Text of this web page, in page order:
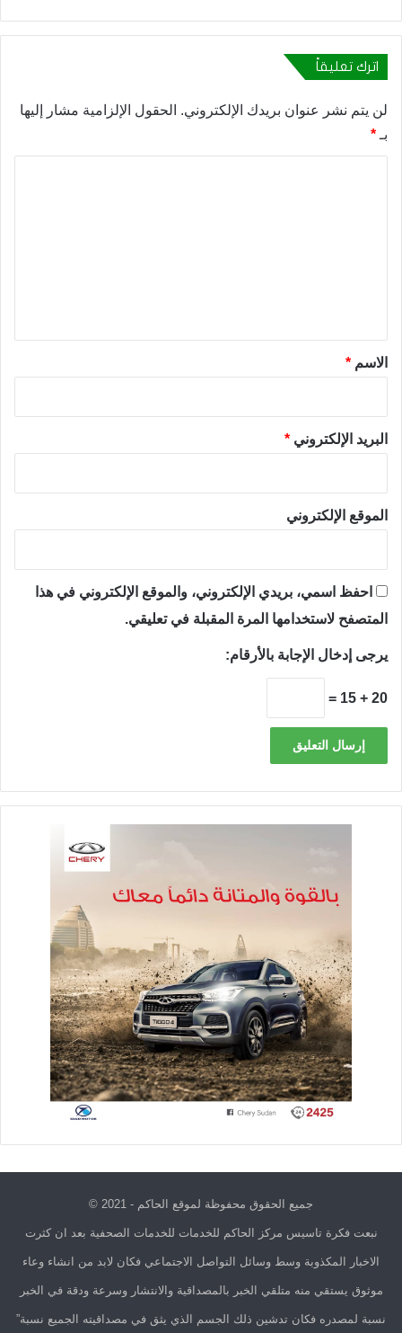
اترك تعليقاً
لن يتم نشر عنوان بريدك الإلكتروني. الحقول الإلزامية مشار إليها
بـ *
*الاسم *
البريد الإلكتروني *
الموقع الإلكتروني
احفظ اسمي، بريدي الإلكتروني، والموقع الإلكتروني في هذا
المتصفح لاستخدامها المرة المقبلة في تعليقي.
يرجى إدخال الإجابة بالأرقام:
20 + 15 =
جميع الحقوق محفوظة لموقع الحاكم - 2021 ©
نبعت فكرة تاسيس مركز الحاكم للخدمات للخدمات الصحفية بعد ان كثرت
الاخبار المكذوبة وسط وسائل التواصل الاجتماعي فكان لابد من انشاء وعاء
موثوق يستقي منه متلقي الخبر بالمصداقية والانتشار وسرعة ودقة في الخبر
نسبة لمصدره فكان تدشين ذلك الجسم الذي يثق في مصداقيته الجميع نسبة”